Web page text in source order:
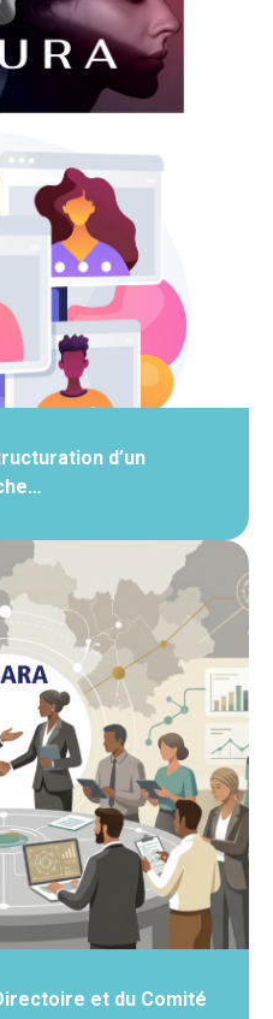
d’un
et du Comité